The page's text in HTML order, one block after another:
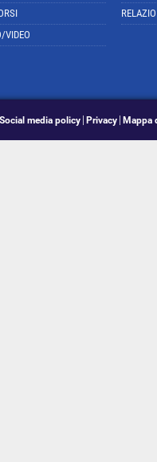
VIDEO
Social media policy Privacy Mappa